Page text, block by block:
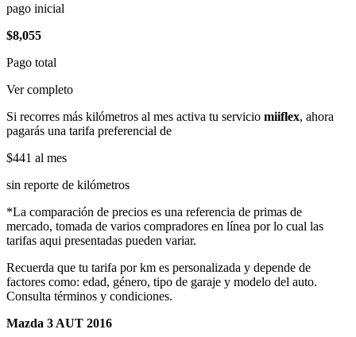
pago inicial
$8,055
Pago total
Ver completo
Si recorres más kilómetros al mes activa tu servicio miiflex, ahora
pagarás una tarifa preferencial de
$441 al mes
sin reporte de kilómetros
*La comparación de precios es una referencia de primas de
mercado, tomada de varios compradores en línea por lo cual las
tarifas aqui presentadas pueden variar.
Recuerda que tu tarifa por km es personalizada y depende de
factores como: edad, género, tipo de garaje y modelo del auto.
Consulta términos y condiciones.
Mazda 3 AUT 2016